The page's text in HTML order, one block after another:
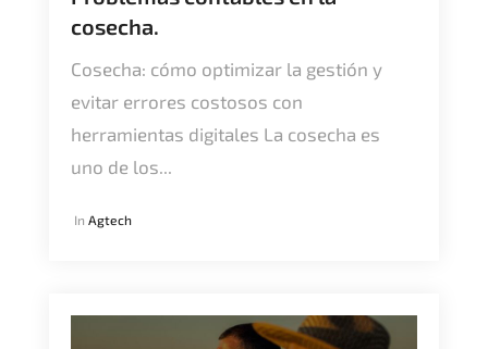
cosecha.
Cosecha: cómo optimizar la gestión y
evitar errores costosos con
herramientas digitales La cosecha es
uno de los...
In Agtech